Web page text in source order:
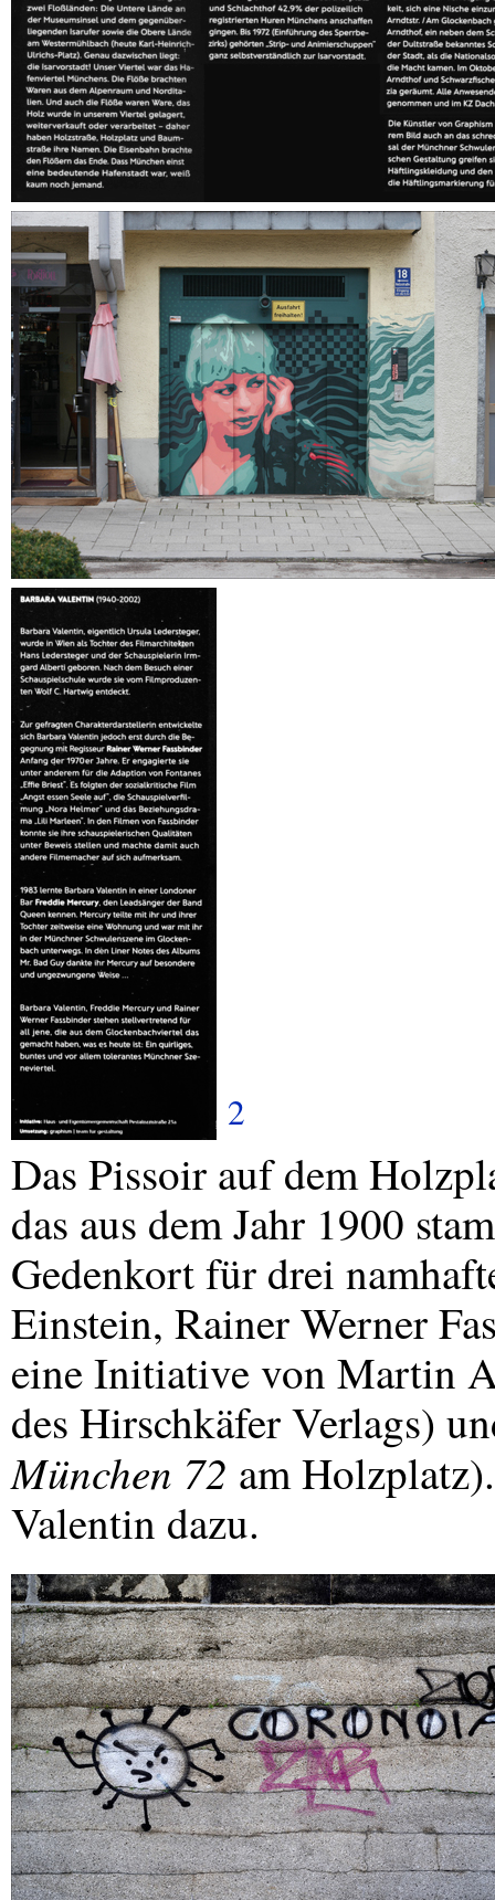
2
Das Pissoir auf dem
das aus dem Jahr 1900
Gedenkort für drei
Einstein, Rainer Werner
eine Initiative von Martin
des Hirschkäfer Verlags)
München 72 am
Valentin dazu.